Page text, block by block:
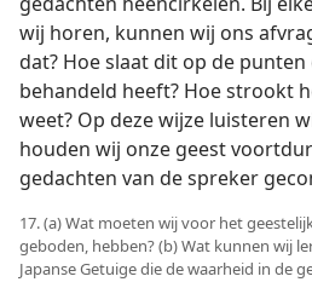
wij horen, kunnen wij ons
dat? Hoe slaat dit op de punten
behandeld heeft? Hoe strookt
weet? Op deze wijze luisteren
houden wij onze geest
gedachten van de spreker
17. (a) Wat moeten wij voor het
geboden, hebben? (b) Wat kunnen wij
Japanse Getuige die de waarheid in de